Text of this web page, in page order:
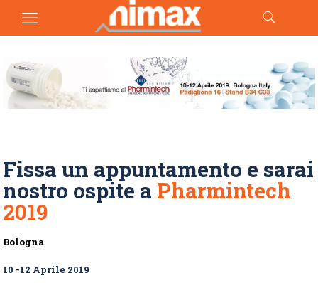
Fissa un appuntamento e sarai
nostro ospite a Pharmintech
2019
Bologna
10 -12 Aprile 2019